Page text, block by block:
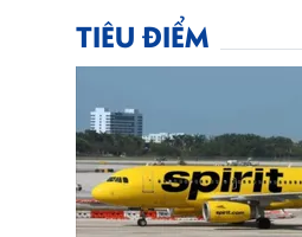
TIÊU ĐIỂM